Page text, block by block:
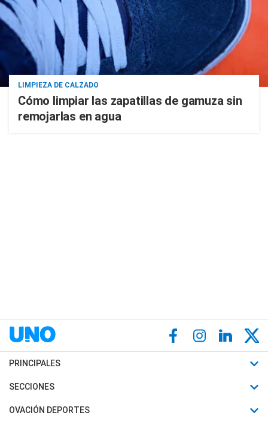
LIMPIEZA DE CALZADO
Cómo limpiar las zapatillas de gamuza sin
remojarlas en agua
PRINCIPALES
Últimas Noticias
Política
SECCIONES
Horóscopo
OVACIÓN DEPORTES